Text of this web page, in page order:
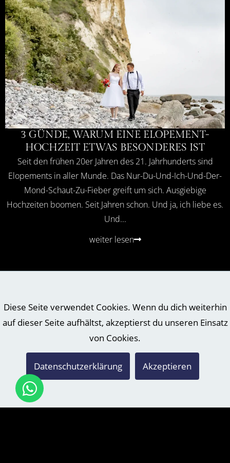
3 GÜNDE, WARUM EINE ELOPEMENT-
HOCHZEIT ETWAS BESONDERES IST
Seit den frühen 20er Jahren des 21. Jahrhunderts sind
Elopements in aller Munde. Das Nur-Du-Und-Ich-Und-Der-
Mond-Schaut-Zu-Fieber greift um sich. Ausgiebige
Hochzeiten boomen. Seit Jahren schon. Und ja, ich liebe es.
Und...
weiter lesen
JOIN – EUER HOCHZEITSVIDEO
Diese Seite verwendet Cookies. Wenn du dich weiterhin
auf dieser Seite aufhältst, akzeptierst du unseren Einsatz
von Cookies.
Datenschutzerklärung Akzeptieren